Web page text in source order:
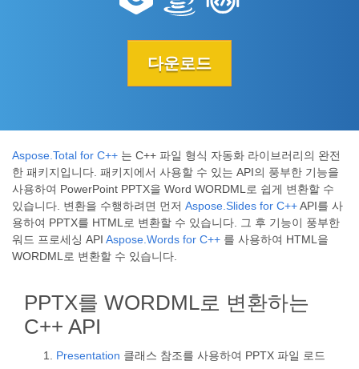
다운로드
Aspose.Total for C++ 는 C++ 파일 형식 자동화 라이브러리의 완전
한 패키지입니다. 패키지에서 사용할 수 있는 API의 풍부한 기능을
사용하여 PowerPoint PPTX을 Word WORDML로 쉽게 변환할 수
있습니다. 변환을 수행하려면 먼저 Aspose.Slides for C++API를 사
용하여 PPTX를 HTML로 변환할 수 있습니다. 그 후 기능이 풍부한
워드 프로세싱 API Aspose.Words for C++ 를 사용하여 HTML을
WORDML로 변환할 수 있습니다.
PPTX를 WORDML로 변환하는
C++ API
Presentation 클래스 참조를 사용하여 PPTX 파일 로드